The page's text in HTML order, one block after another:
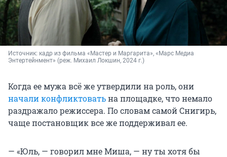
Источник: кадр из фильма «Мастер и Маргарита», «Марс Медиа
Энтертейнмент» (реж. Михаил Локшин, 2024 г.)
Когда ее мужа всё же утвердили на роль, они
начали конфликтоватьна площадке, что немало
раздражало режиссера. По словам самой Снигирь,
чаще постановщик все же поддерживал ее.
— «Юль, — говорил мне Миша, — ну ты хотя бы